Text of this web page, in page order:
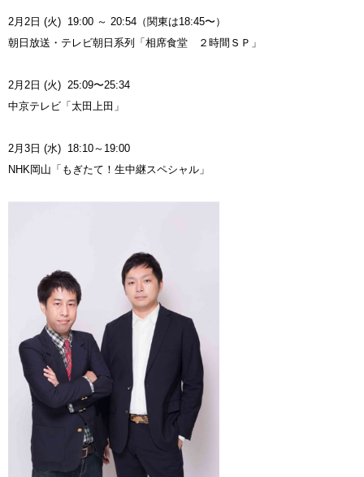
2月2日 (火) 19:00 ～ 20:54（関東は18:45〜）
朝日放送・テレビ朝日系列「相席食堂 ２時間ＳＰ」
2月2日 (火) 25:09〜25:34
中京テレビ「太田上田」
2月3日 (水) 18:10～19:00
NHK岡山「もぎたて！生中継スペシャル」